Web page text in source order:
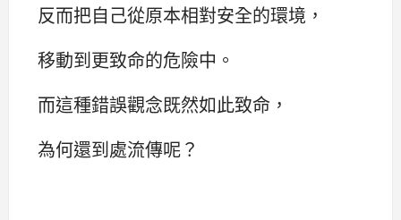
反而把自己從原本相對安全的環境，
移動到更致命的危險中。
而這種錯誤觀念既然如此致命，
為何還到處流傳呢？